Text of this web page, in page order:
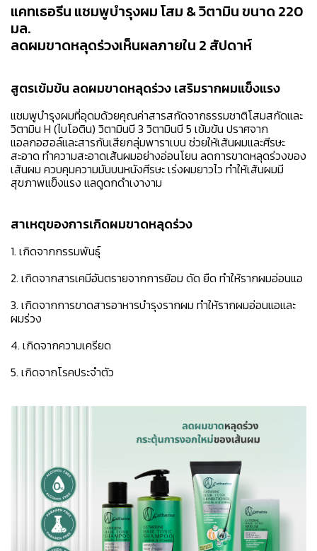
แคทเธอรีน แชมพูบำรุงผม โสม & วิตามิน ขนาด 220
มล.
ลดผมขาดหลุดร่วงเห็นผลภายใน 2 สัปดาห์
สูตรเข้มข้น ลดผมขาดหลุดร่วง เสริมรากผมแข็งแรง
แชมพูบำรุงผมที่อุดมด้วยคุณค่าสารสกัดจากธรรมชาติโสมสกัดและ
วิตามิน H (ไบโอติน) วิตามินบี 3 วิตามินบี 5 เข้มข้น ปราศจาก
แอลกอฮอล์และสารกันเสียกลุ่มพาราเบน ช่วยให้เส้นผมและศีรษะ
สะอาด ทำความสะอาดเส้นผมอย่างอ่อนโยน ลดการขาดหลุดร่วงของ
เส้นผม ควบคุมความมันบนหนังศีรษะ เร่งผมยาวไว ทำให้เส้นผมมี
สุขภาพแข็งแรง แลดูดกดำเงางาม
สาเหตุของการเกิดผมขาดหลุดร่วง
1. เกิดจากกรรมพันธุ์
2. เกิดจากสารเคมีอันตรายจากการย้อม ดัด ยืด ทำให้รากผมอ่อนแอ
3. เกิดจากการขาดสารอาหารบำรุงรากผม ทำให้รากผมอ่อนแอและ
ผมร่วง
4. เกิดจากความเครียด
5. เกิดจากโรคประจำตัว